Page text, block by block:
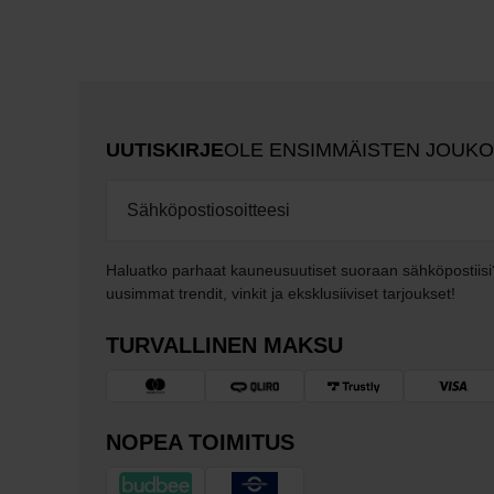
UUTISKIRJEOLE ENSIMMÄISTEN
Haluatko parhaat kauneusuutiset suoraan
uusimmat trendit, vinkit ja eksklusiiviset tarjoukset!
TURVALLINEN MAKSU
NOPEA TOIMITUS